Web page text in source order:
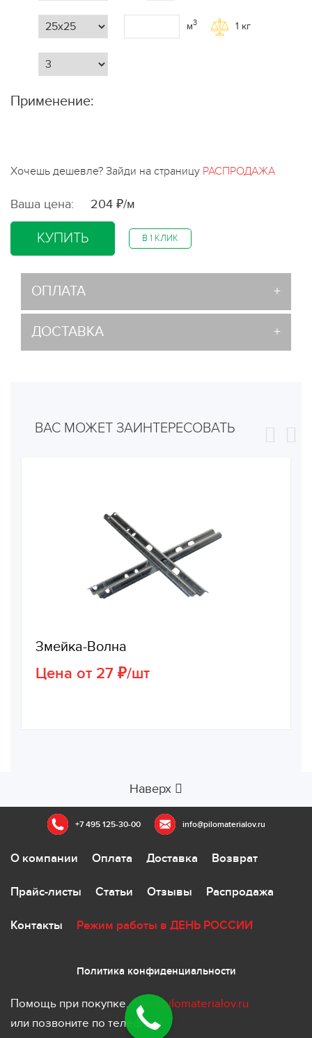
м3 1 кг
Применение:
Хочешь дешевле? Зайди на страницу РАСПРОДАЖА
Ваша цена: 204 ₽/м
КУПИТЬ В 1 КЛИК
ОПЛАТА
ДОСТАВКА
ВАС МОЖЕТ ЗАИНТЕРЕСОВАТЬ
Змейка-Волна
Цена от 27 ₽/шт
Наверх
+7 495 125-30-00 info@pilomaterialov.ru
О компании Оплата Доставка Возврат
Прайс-листы Статьи Отзывы Распродажа
Контакты Режим работы в ДЕНЬ РОССИИ
Политика конфиденциальности
Помощь при покупке.ivan@pilomaterialov.ru
или позвоните по телефону